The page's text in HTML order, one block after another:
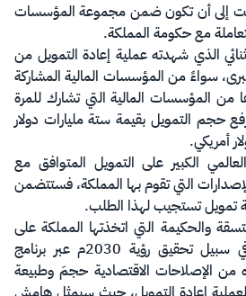
إلى أن تكون ضمن مجموعة المؤسسات
مع حكومة المملكة.
الذي شهدته عملية إعادة التمويل من
سواءً من المؤسسات المالية المشاركة
من المؤسسات المالية التي تشارك للمرة
حجم التمويل بقيمة ستة مليارات دولار
الكبير على التمويل المتوافق مع
التي تقوم بها المملكة، فستتضمن
تمويل تستجيب لهذا الطلب.
والحكيمة التي اتخذتها المملكة على
مدى العامين الماضيين في سبيل تحقيق رؤية 2030م عبر برنامج
من الإصلاحات الاقتصادية حجمَ وطبيعة
لعملية إعادة التمويل، حيث سيمثل هامش